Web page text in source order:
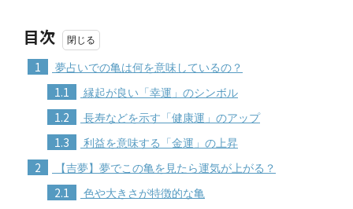
目次
1 夢占いでの亀は何を意味しているの？
1.1 縁起が良い「幸運」のシンボル
1.2 長寿などを示す「健康運」のアップ
1.3 利益を意味する「金運」の上昇
2 【吉夢】夢でこの亀を見たら運気が上がる？
2.1 色や大きさが特徴的な亀